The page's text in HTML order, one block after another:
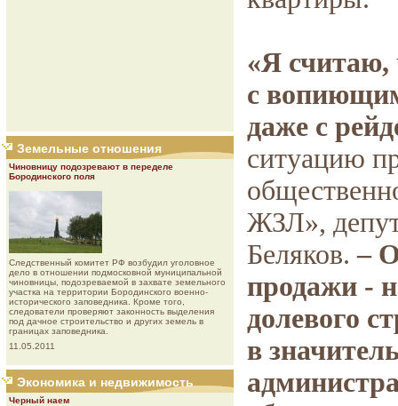
Земельные отношения
Чиновницу подозревают в переделе
Бородинского поля
Следственный комитет РФ возбудил уголовное
дело в отношении подмосковной муниципальной
чиновницы, подозреваемой в захвате земельного
участка на территории Бородинского военно-
исторического заповедника. Кроме того,
следователи проверяют законность выделения
под дачное строительство и других земель в
границах заповедника.
11.05.2011
Экономика и недвижимость
Черный наем
«Я считаю,
с
даже с
ситуацию
ЖЗЛ»,
Беляков.–
продажи -
долевого
в